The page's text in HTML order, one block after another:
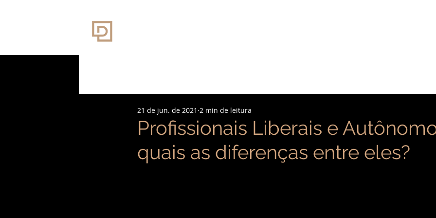
Profissionais Liberais e
quais as diferenças entre eles?
21 de jun. de 2021 2 min de leitura